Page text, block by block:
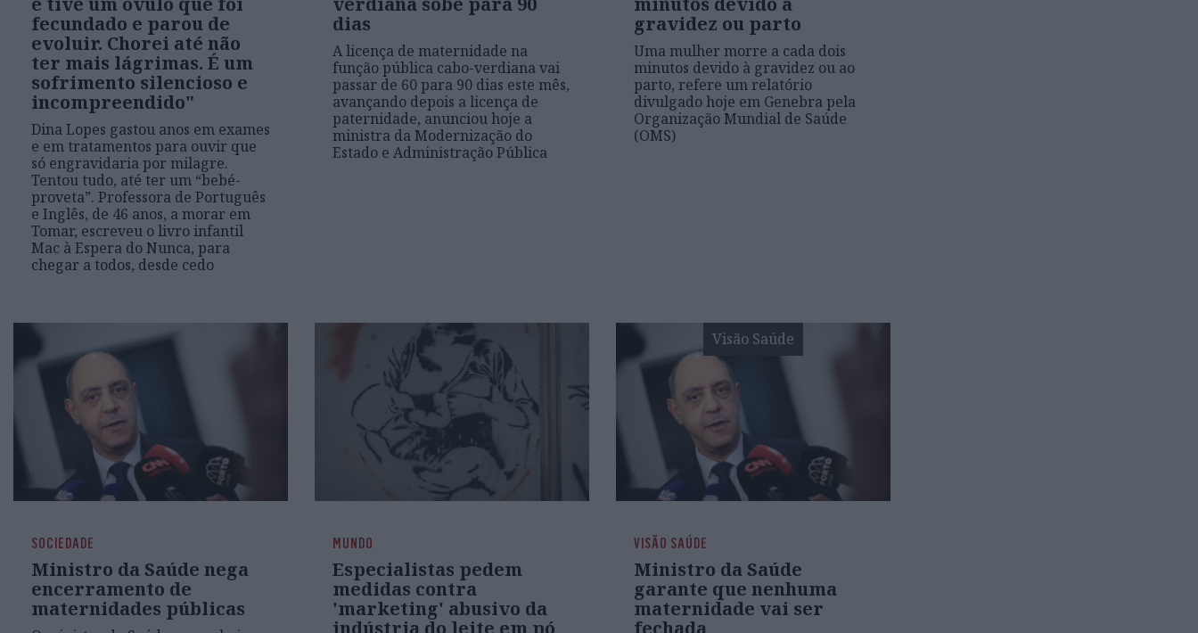
fecundado e parou de
evoluir. Chorei até não
ter mais lágrimas. É um
sofrimento silencioso e
incompreendido"
Dina Lopes gastou anos em exames
e em tratamentos para ouvir que
só engravidaria por milagre.
Tentou tudo, até ter um “bebé-
proveta”. Professora de Português
e Inglês, de 46 anos, a morar em
Tomar, escreveu o livro infantil
Mac à Espera do Nunca, para
chegar a todos, desde cedo
dias
A licença de maternidade na
função pública cabo-verdiana vai
passar de 60 para 90 dias este mês,
avançando depois a licença de
paternidade, anunciou hoje a
ministra da Modernização do
Estado e Administração Pública
gravidez ou parto
Uma mulher morre a cada dois
minutos devido à gravidez ou ao
parto, refere um relatório
divulgado hoje em Genebra pela
Organização Mundial de Saúde
(OMS)
SOCIEDADE
Ministro da Saúde nega
encerramento de
maternidades públicas
MUNDO
Especialistas pedem
medidas contra
'marketing' abusivo da
indústria do leite em pó
Visão Saúde
VISÃO SAÚDE
Ministro da Saúde
garante que nenhuma
maternidade vai ser
fechada